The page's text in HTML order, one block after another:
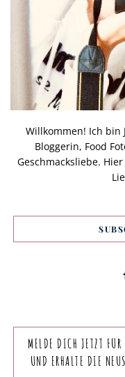
Willkommen! Ich bin
Bloggerin, Food
Geschmacksliebe.
MELDE DICH JETZT FÜR
UND ERHALTE DIE